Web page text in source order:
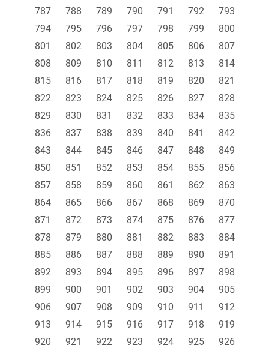
787
788 789 790 791 792
793
794
795 796 797 798 799
800
801
802 803 804 805 806
807
808
809 810 811 812 813
814
815
816 817 818 819 820
821
822
823 824 825 826 827
828
829
830 831 832 833 834
835
836
837 838 839 840 841
842
843
844 845 846 847 848
849
850
851 852 853 854 855
856
857
858 859 860 861 862
863
864
865 866 867 868 869
870
871
872 873 874 875 876
877
878
879 880 881 882 883
884
885
886 887 888 889 890
891
892
893 894 895 896 897
898
899
900 901 902 903 904
905
906
907 908 909 910 911
912
913
914 915 916 917 918
919
920
921 922 923 924 925
926